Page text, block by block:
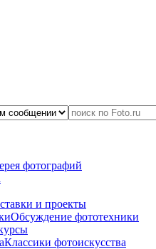
фотографий
и проекты
Обсуждение фототехники
Классики фотоискусства